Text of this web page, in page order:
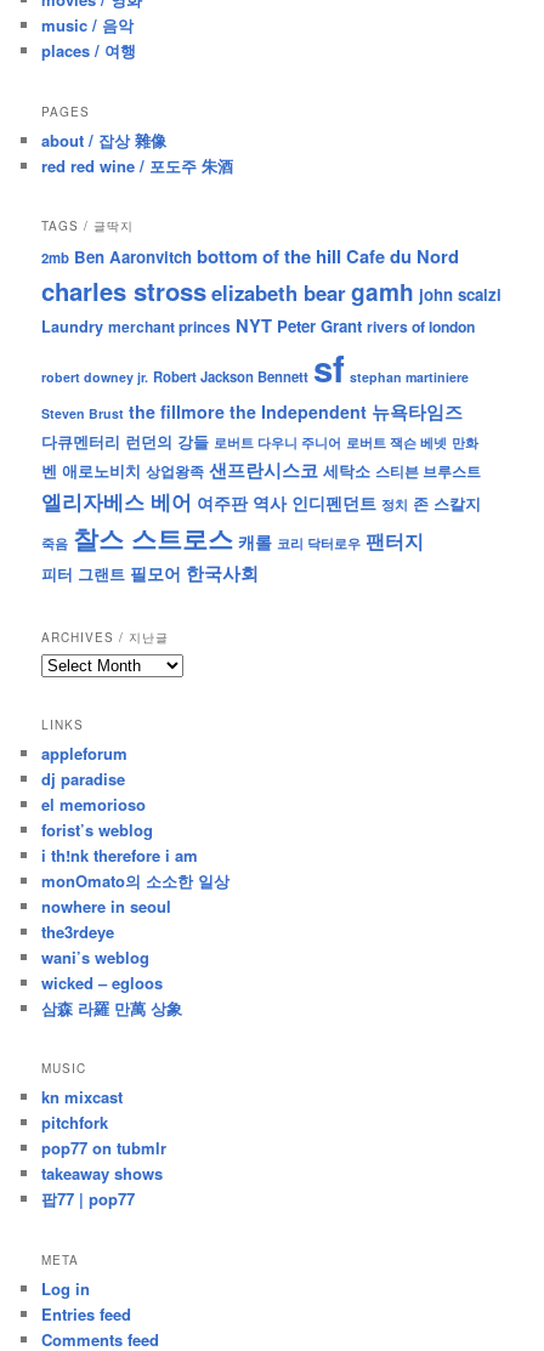
music / 음악
places / 여행
PAGES
about / 잡상 雜像
red red wine / 포도주 朱酒
TAGS / 글딱지
2mb Ben Aaronvitch bottom of the hill Cafe du Nord
charles strosselizabeth beargamh john scalzi
Laundry merchant princes NYT Peter Grant rivers of london
robert downey jr. Robert Jackson Bennett sf stephan martiniere
Steven Brust the fillmore the Independent 뉴욕타임즈
다큐멘터리 런던의 강들 로버트 다우니 주니어 로버트 잭슨 베넷 만화
벤 애로노비치 상업왕족 샌프란시스코 세탁소 스티븐 브루스트
엘리자베스 베어 여주판 역사 인디펜던트 정치 존 스칼지
죽음 찰스 스트로스 캐롤 코리 닥터로우 팬터지
피터 그랜트 필모어 한국사회
ARCHIVES / 지난글
archives
난
글
LINKS
appleforum
dj paradise
el memorioso
forist’s weblog
i th!nk therefore i am
monOmato의 소소한 일상
nowhere in seoul
the3rdeye
wani’s weblog
wicked – egloos
삼森 라羅 만萬 상象
MUSIC
kn mixcast
pitchfork
pop77 on tubmlr
takeaway shows
팝77 | pop77
META
Log in
Entries feed
Comments feed